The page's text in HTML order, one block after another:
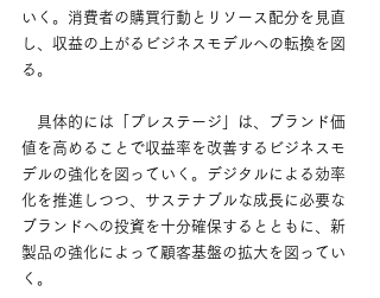
いく。消費者の購買行動とリソース配分を見直
し、収益の上がるビジネスモデルへの転換を図
る。
具体的には「プレステージ」は、ブランド価
値を高めることで収益率を改善するビジネスモ
デルの強化を図っていく。デジタルによる効率
化を推進しつつ、サステナブルな成長に必要な
ブランドへの投資を十分確保するとともに、新
製品の強化によって顧客基盤の拡大を図ってい
く。